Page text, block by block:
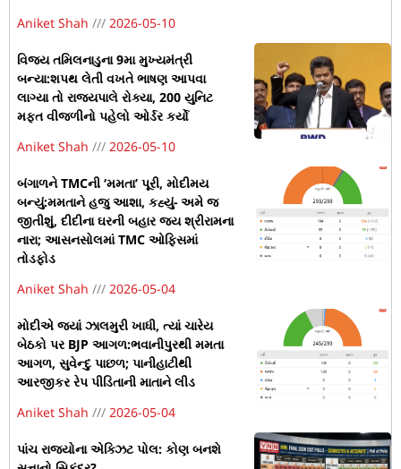
Aniket Shah
2026-05-10
વિજય તમિલનાડુના 9મા મુખ્યમંત્રી
બન્યા:શપથ લેતી વખતે ભાષણ આપવા
લાગ્યા તો રાજ્યપાલે રોક્યા, 200 યુનિટ
મફત વીજળીનો પહેલો ઓર્ડર કર્યો
Aniket Shah
2026-05-10
બંગાળને TMCની ‘મમતા’ પૂરી, મોદીમય
બન્યું:મમતાને હજુ આશા, કહ્યું- અમે જ
જીતીશું, દીદીના ઘરની બહાર જય શ્રીરામના
નારા; આસનસોલમાં TMC ઓફિસમાં
તોડફોડ
Aniket Shah
2026-05-04
મોદીએ જ્યાં ઝાલમુરી ખાધી, ત્યાં ચારેય
બેઠકો પર BJP આગળ:ભવાનીપુરથી મમતા
આગળ, સુવેન્દુ પાછળ; પાનીહાટીથી
આરજીકર રેપ પીડિતાની માતાને લીડ
Aniket Shah
2026-05-04
પાંચ રાજ્યોના એક્ઝિટ પોલ: કોણ બનશે